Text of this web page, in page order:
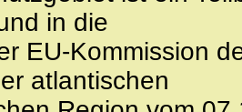
in die
EU-Kommission
atlantischen